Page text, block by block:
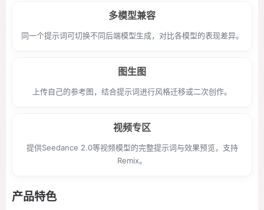
多模型兼容
同一个提示词可切换不同后端模型生成，对比各模型的表现差异。
图生图
上传自己的参考图，结合提示词进行风格迁移或二次创作。
视频专区
提供Seedance 2.0等视频模型的完整提示词与效果预览，支持
Remix。
产品特色